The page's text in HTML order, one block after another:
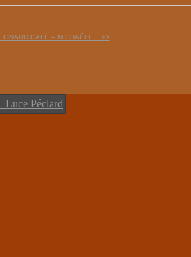
CAFÉ – MICHAËLE... >>